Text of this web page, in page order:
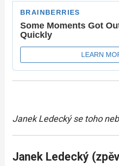
Janek Ledecký se toho
Janek Ledecký